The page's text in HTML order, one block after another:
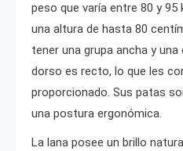
peso que varía entre 80 y 95
una altura de hasta 80
tener una grupa ancha y
dorso es recto, lo que les
proporcionado. Sus patas
una postura ergonómica.
La lana posee un brillo